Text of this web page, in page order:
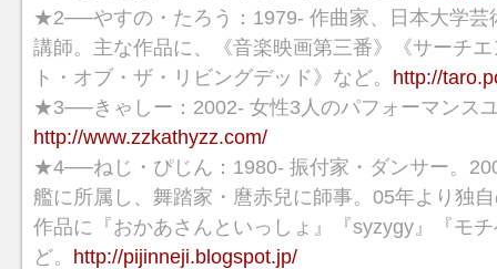
★2──やすの・たろう：1979- 作曲家、日本大学芸
講師。主な作品に、《音楽映画第三番》《サーチ
ト・オブ・ザ・リビングデッド》など。 http://
★3──きゃしー：2002- 女性3人のパフォーマンス
http://www.zzkathyzz.com/
★4──ねじ・ぴじん：1980- 振付家・ダンサー。
艦に所属し、舞踏家・麿赤兒に師事。05年より独
作品に『おかあさんといっしょ』『syzygy』『モ
ど。 http://pijinneji.blogspot.jp/